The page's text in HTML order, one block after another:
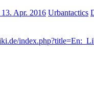
13. Apr. 2016 Urbantactics